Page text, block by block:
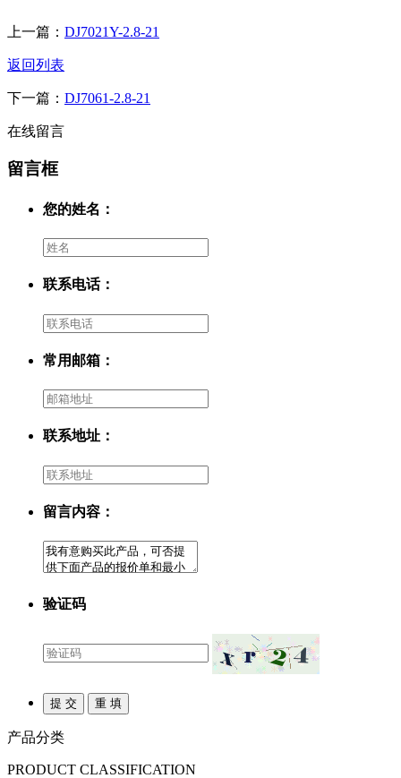
上一篇： DJ7021Y-2.8-21
返回列表
下一篇： DJ7061-2.8-21
在线留言
留言框
您的姓名：
联系电话：
常用邮箱：
联系地址：
留言内容：
验证码
产品分类
PRODUCT CLASSIFICATION